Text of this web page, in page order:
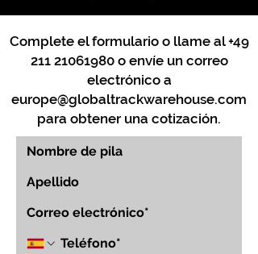
Complete el formulario o llame al+49
211 21061980o envíe un correo
electrónico a
europe@globaltrackwarehouse.com
para obtener una cotización.